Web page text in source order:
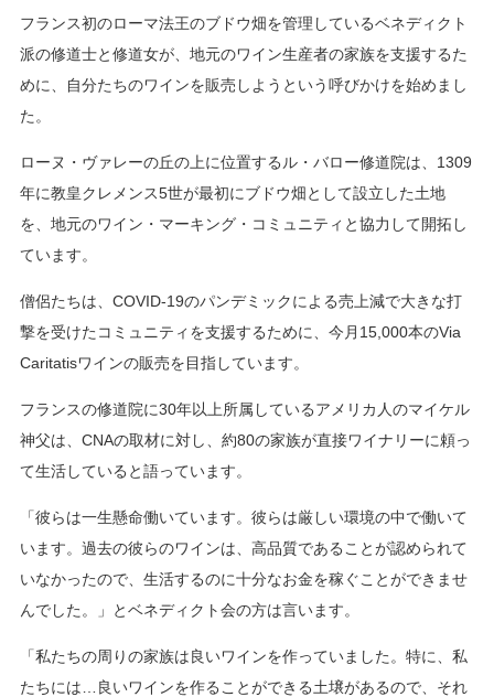
フランス初のローマ法王のブドウ畑を管理しているベネディクト
派の修道士と修道女が、地元のワイン生産者の家族を支援するた
めに、自分たちのワインを販売しようという呼びかけを始めまし
た。
ローヌ・ヴァレーの丘の上に位置するル・バロー修道院は、1309
年に教皇クレメンス5世が最初にブドウ畑として設立した土地
を、地元のワイン・マーキング・コミュニティと協力して開拓し
ています。
僧侶たちは、COVID-19のパンデミックによる売上減で大きな打
撃を受けたコミュニティを支援するために、今月15,000本のVia
Caritatisワインの販売を目指しています。
フランスの修道院に30年以上所属しているアメリカ人のマイケル
神父は、CNAの取材に対し、約80の家族が直接ワイナリーに頼っ
て生活していると語っています。
「彼らは一生懸命働いています。彼らは厳しい環境の中で働いて
います。過去の彼らのワインは、高品質であることが認められて
いなかったので、生活するのに十分なお金を稼ぐことができませ
んでした。」とベネディクト会の方は言います。
「私たちの周りの家族は良いワインを作っていました。特に、私
たちには…良いワインを作ることができる土壌があるので、それ